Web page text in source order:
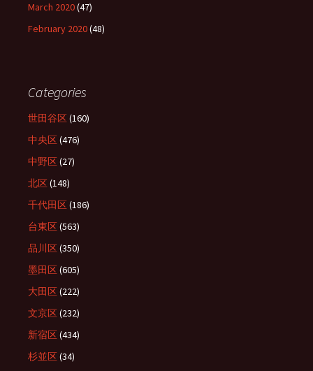
March 2020(47)
February 2020(48)
Categories
世田谷区(160)
中央区(476)
中野区(27)
北区(148)
千代田区(186)
台東区(563)
品川区(350)
墨田区(605)
大田区(222)
文京区(232)
新宿区(434)
杉並区(34)